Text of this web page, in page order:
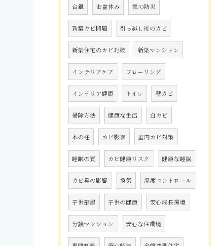
台風 お盆休み 家の防災
新築カビ問題 引っ越し後のカビ
新築住宅のカビ対策 新築マンション
インテリアケア フローリング
インテリア健康 トイレ 壁カビ
掃除方法 健康な生活 白カビ
木の柱 カビ影響 室内カビ対策
睡眠の質 カビ健康リスク 健康な睡眠
カビ臭の影響 換気 湿度コントロール
子供部屋 子供の健康 安心成長環境
分譲マンション 安心な住環境